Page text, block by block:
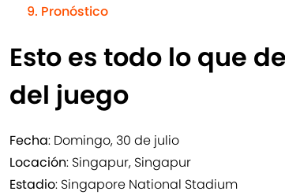
Pronóstico
Esto es todo lo que
del juego
Fecha: Domingo, 30 de julio
Locación: Singapur, Singapur
Estadio: Singapore National Stadium